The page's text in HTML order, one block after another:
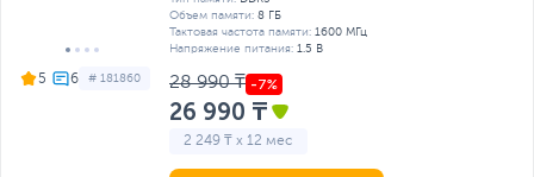
5 # 181860
Объем памяти: 8 ГБ
Тактовая частота памяти: 1600 МГц
Напряжение питания: 1.5 В
28 990 ₸
26 990 ₸
2 249 ₸ x 12 мес